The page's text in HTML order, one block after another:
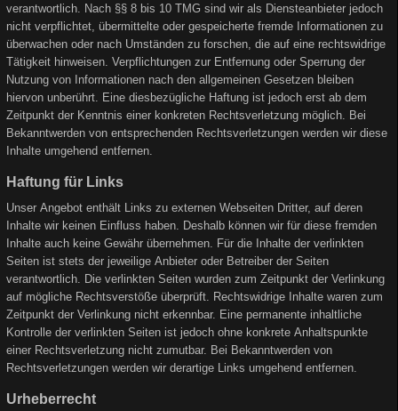
verantwortlich. Nach §§ 8 bis 10 TMG sind wir als Diensteanbieter jedoch
nicht verpflichtet, übermittelte oder gespeicherte fremde Informationen zu
überwachen oder nach Umständen zu forschen, die auf eine rechtswidrige
Tätigkeit hinweisen. Verpflichtungen zur Entfernung oder Sperrung der
Nutzung von Informationen nach den allgemeinen Gesetzen bleiben
hiervon unberührt. Eine diesbezügliche Haftung ist jedoch erst ab dem
Zeitpunkt der Kenntnis einer konkreten Rechtsverletzung möglich. Bei
Bekanntwerden von entsprechenden Rechtsverletzungen werden wir diese
Inhalte umgehend entfernen.
Haftung für Links
Unser Angebot enthält Links zu externen Webseiten Dritter, auf deren
Inhalte wir keinen Einfluss haben. Deshalb können wir für diese fremden
Inhalte auch keine Gewähr übernehmen. Für die Inhalte der verlinkten
Seiten ist stets der jeweilige Anbieter oder Betreiber der Seiten
verantwortlich. Die verlinkten Seiten wurden zum Zeitpunkt der Verlinkung
auf mögliche Rechtsverstöße überprüft. Rechtswidrige Inhalte waren zum
Zeitpunkt der Verlinkung nicht erkennbar. Eine permanente inhaltliche
Kontrolle der verlinkten Seiten ist jedoch ohne konkrete Anhaltspunkte
einer Rechtsverletzung nicht zumutbar. Bei Bekanntwerden von
Rechtsverletzungen werden wir derartige Links umgehend entfernen.
Urheberrecht